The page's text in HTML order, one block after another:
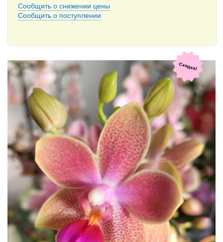
Сообщить о снижении цены
Сообщить о поступлении
Скидка!